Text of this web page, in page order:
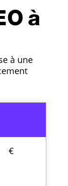
à
à une
€